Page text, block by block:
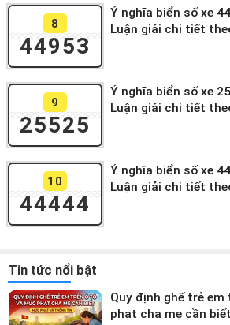
8
44953
Ý nghĩa biển số xe
Luận giải chi tiết
9
25525
Ý nghĩa biển số xe
Luận giải chi tiết
10
44444
Ý nghĩa biển số xe
Luận giải chi tiết
Tin tức nổi bật
Quy định ghế trẻ
phạt cha mẹ cần biết